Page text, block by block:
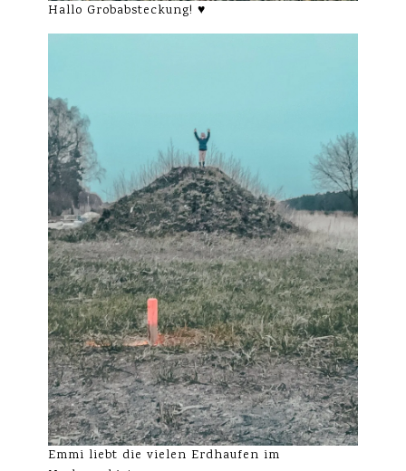
Hallo Grobabsteckung! ♥
Emmi liebt die vielen Erdhaufen im